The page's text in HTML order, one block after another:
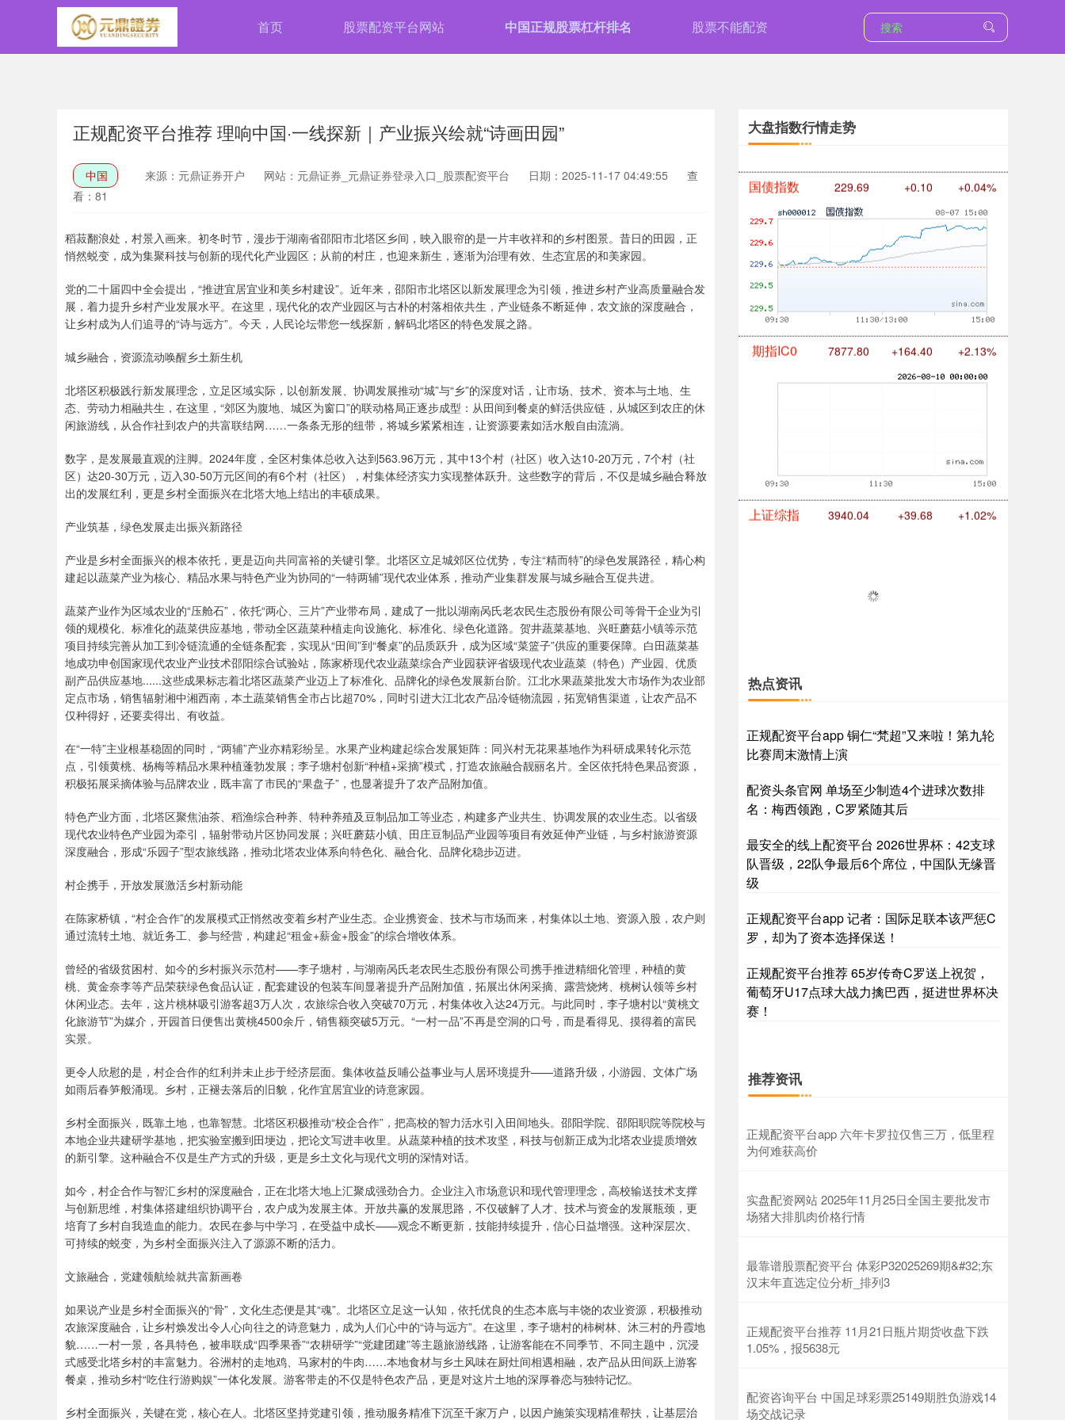
首页 股票配资平台网站 中国正规股票杠杆排名 股票不能配资
正规配资平台推荐 理响中国·一线探新｜产业振兴绘就“诗画田园”
中国 来源：元鼎证券开户 网站：元鼎证券_元鼎证券登录入口_股票配资平台 日期：2025-11-17 04:49:55
查
看：81
稻菽翻浪处，村景入画来。初冬时节，漫步于湖南省邵阳市北塔区乡间，映入眼帘的是一片丰收祥和的乡村图景。昔日的田园，正
悄然蜕变，成为集聚科技与创新的现代化产业园区；从前的村庄，也迎来新生，逐渐为治理有效、生态宜居的和美家园。
党的二十届四中全会提出，“推进宜居宜业和美乡村建设”。近年来，邵阳市北塔区以新发展理念为引领，推进乡村产业高质量融合发
展，着力提升乡村产业发展水平。在这里，现代化的农产业园区与古朴的村落相依共生，产业链条不断延伸，农文旅的深度融合，
让乡村成为人们追寻的“诗与远方”。今天，人民论坛带您一线探新，解码北塔区的特色发展之路。
城乡融合，资源流动唤醒乡土新生机
北塔区积极践行新发展理念，立足区域实际，以创新发展、协调发展推动“城”与“乡”的深度对话，让市场、技术、资本与土地、生
态、劳动力相融共生，在这里，“郊区为腹地、城区为窗口”的联动格局正逐步成型：从田间到餐桌的鲜活供应链，从城区到农庄的休
闲旅游线，从合作社到农户的共富联结网……一条条无形的纽带，将城乡紧紧相连，让资源要素如活水般自由流淌。
数字，是发展最直观的注脚。2024年度，全区村集体总收入达到563.96万元，其中13个村（社区）收入达10-20万元，7个村（社
区）达20-30万元，迈入30-50万元区间的有6个村（社区），村集体经济实力实现整体跃升。这些数字的背后，不仅是城乡融合释放
出的发展红利，更是乡村全面振兴在北塔大地上结出的丰硕成果。
产业筑基，绿色发展走出振兴新路径
产业是乡村全面振兴的根本依托，更是迈向共同富裕的关键引擎。北塔区立足城郊区位优势，专注“精而特”的绿色发展路径，精心构
建起以蔬菜产业为核心、精品水果与特色产业为协同的“一特两辅”现代农业体系，推动产业集群发展与城乡融合互促共进。
蔬菜产业作为区域农业的“压舱石”，依托“两心、三片”产业带布局，建成了一批以湖南呙氏老农民生态股份有限公司等骨干企业为引
领的规模化、标准化的蔬菜供应基地，带动全区蔬菜种植走向设施化、标准化、绿色化道路。贺井蔬菜基地、兴旺蘑菇小镇等示范
项目持续完善从加工到冷链流通的全链条配套，实现从“田间”到“餐桌”的品质跃升，成为区域“菜篮子”供应的重要保障。白田蔬菜基
地成功申创国家现代农业产业技术邵阳综合试验站，陈家桥现代农业蔬菜综合产业园获评省级现代农业蔬菜（特色）产业园、优质
副产品供应基地......这些成果标志着北塔区蔬菜产业迈上了标准化、品牌化的绿色发展新台阶。江北水果蔬菜批发大市场作为农业部
定点市场，销售辐射湘中湘西南，本土蔬菜销售全市占比超70%，同时引进大江北农产品冷链物流园，拓宽销售渠道，让农产品不
仅种得好，还要卖得出、有收益。
在“一特”主业根基稳固的同时，“两辅”产业亦精彩纷呈。水果产业构建起综合发展矩阵：同兴村无花果基地作为科研成果转化示范
点，引领黄桃、杨梅等精品水果种植蓬勃发展；李子塘村创新“种植+采摘”模式，打造农旅融合靓丽名片。全区依托特色果品资源，
积极拓展采摘体验与品牌农业，既丰富了市民的“果盘子”，也显著提升了农产品附加值。
特色产业方面，北塔区聚焦油茶、稻渔综合种养、特种养殖及豆制品加工等业态，构建多产业共生、协调发展的农业生态。以省级
现代农业特色产业园为牵引，辐射带动片区协同发展；兴旺蘑菇小镇、田庄豆制品产业园等项目有效延伸产业链，与乡村旅游资源
深度融合，形成“乐园子”型农旅线路，推动北塔农业体系向特色化、融合化、品牌化稳步迈进。
村企携手，开放发展激活乡村新动能
在陈家桥镇，“村企合作”的发展模式正悄然改变着乡村产业生态。企业携资金、技术与市场而来，村集体以土地、资源入股，农户则
通过流转土地、就近务工、参与经营，构建起“租金+薪金+股金”的综合增收体系。
曾经的省级贫困村、如今的乡村振兴示范村——李子塘村，与湖南呙氏老农民生态股份有限公司携手推进精细化管理，种植的黄
桃、黄金奈李等产品荣获绿色食品认证，配套建设的包装车间显著提升产品附加值，拓展出休闲采摘、露营烧烤、桃树认领等乡村
休闲业态。去年，这片桃林吸引游客超3万人次，农旅综合收入突破70万元，村集体收入达24万元。与此同时，李子塘村以“黄桃文
化旅游节”为媒介，开园首日便售出黄桃4500余斤，销售额突破5万元。“一村一品”不再是空洞的口号，而是看得见、摸得着的富民
实景。
更令人欣慰的是，村企合作的红利并未止步于经济层面。集体收益反哺公益事业与人居环境提升——道路升级，小游园、文体广场
如雨后春笋般涌现。乡村，正褪去落后的旧貌，化作宜居宜业的诗意家园。
乡村全面振兴，既靠土地，也靠智慧。北塔区积极推动“校企合作”，把高校的智力活水引入田间地头。邵阳学院、邵阳职院等院校与
本地企业共建研学基地，把实验室搬到田埂边，把论文写进丰收里。从蔬菜种植的技术攻坚，科技与创新正成为北塔农业提质增效
的新引擎。这种融合不仅是生产方式的升级，更是乡土文化与现代文明的深情对话。
如今，村企合作与智汇乡村的深度融合，正在北塔大地上汇聚成强劲合力。企业注入市场意识和现代管理理念，高校输送技术支撑
与创新思维，村集体搭建组织协调平台，农户成为发展主体。开放共赢的发展思路，不仅破解了人才、技术与资金的发展瓶颈，更
培育了乡村自我造血的能力。农民在参与中学习，在受益中成长——观念不断更新，技能持续提升，信心日益增强。这种深层次、
可持续的蜕变，为乡村全面振兴注入了源源不断的活力。
文旅融合，党建领航绘就共富新画卷
如果说产业是乡村全面振兴的“骨”，文化生态便是其“魂”。北塔区立足这一认知，依托优良的生态本底与丰饶的农业资源，积极推动
农旅深度融合，让乡村焕发出令人心向往之的诗意魅力，成为人们心中的“诗与远方”。在这里，李子塘村的柿树林、沐三村的丹霞地
貌……一村一景，各具特色，被串联成“四季果香”“农耕研学”“党建团建”等主题旅游线路，让游客能在不同季节、不同主题中，沉浸
式感受北塔乡村的丰富魅力。谷洲村的走地鸡、马家村的牛肉……本地食材与乡土风味在厨灶间相遇相融，农产品从田间跃上游客
餐桌，推动乡村“吃住行游购娱”一体化发展。游客带走的不仅是特色农产品，更是对这片土地的深厚眷恋与独特记忆。
乡村全面振兴，关键在党，核心在人。北塔区坚持党建引领，推动服务精准下沉至千家万户，以因户施策实现精准帮扶，让基层治
大盘指数行情走势
国债指数 229.69 +0.04%
+164.40 +2.13%
深证成指
沪深300 4694.44 +43.13 +0.93%
创业板指 3563.12 +47.56 +1.35%
热点资讯
正规配资平台app 铜仁“梵超”又来啦！第九轮
比赛周末激情上演
配资头条官网 单场至少制造4个进球次数排
名：梅西领跑，C罗紧随其后
最安全的线上配资平台 2026世界杯：42支球
队晋级，22队争最后6个席位，中国队无缘晋
级
正规配资平台app 记者：国际足联本该严惩C
罗，却为了资本选择保送！
正规配资平台推荐 65岁传奇C罗送上祝贺，
葡萄牙U17点球大战力擒巴西，挺进世界杯决
赛！
推荐资讯
正规配资平台app 六年卡罗拉仅售三万，低里程
为何难获高价
实盘配资网站 2025年11月25日全国主要批发市
场猪大排肌肉价格行情
最靠谱股票配资平台 体彩P32025269期&#32;东
汉末年直选定位分析_排列3
正规配资平台推荐 11月21日瓶片期货收盘下跌
1.05%，报5638元
配资咨询平台 中国足球彩票25149期胜负游戏14
场交战记录